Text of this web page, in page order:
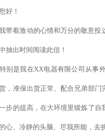
！
着激动的心情和万分的敬意投
抽出时间阅读此信！
是我在XX电器有限公司从事外
，准保出货正常、配合兄弟部
步的提高，在大环境里锻炼了
心、冷静的头脑、尽我所能，去